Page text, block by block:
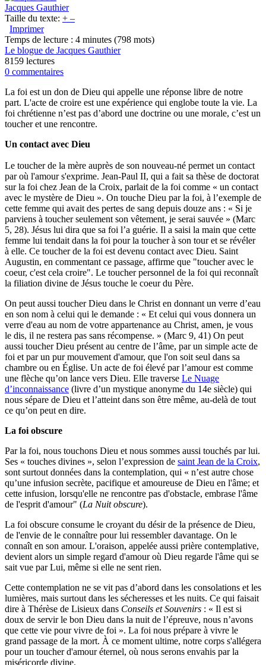
Jacques Gauthier
Taille du texte: + –
Imprimer
Temps de lecture : 4 minutes (798 mots)
Le blogue de Jacques Gauthier
8159 lectures
0 commentaires
La foi est un don de Dieu qui appelle une réponse libre de notre
part. L'acte de croire est une expérience qui englobe toute la vie. La
foi chrétienne n’est pas d’abord une doctrine ou une morale, c’est un
toucher et une rencontre.
Un contact avec Dieu
Le toucher de la mère auprès de son nouveau-né permet un contact
par où l'amour s'exprime. Jean-Paul II, qui a fait sa thèse de doctorat
sur la foi chez Jean de la Croix, parlait de la foi comme « un contact
avec le mystère de Dieu ». On touche Dieu par la foi, à l’exemple de
cette femme qui avait des pertes de sang depuis douze ans : « Si je
parviens à toucher seulement son vêtement, je serai sauvée » (Marc
5, 28). Jésus lui dira que sa foi l’a guérie. Il a saisi la main que cette
femme lui tendait dans la foi pour la toucher à son tour et se révéler
à elle. Ce toucher de la foi est devenu contact avec Dieu. Saint
Augustin, en commentant ce passage, affirme que "toucher avec le
coeur, c'est cela croire". Le toucher personnel de la foi qui reconnaît
la filiation divine de Jésus touche le coeur du Père.
On peut aussi toucher Dieu dans le Christ en donnant un verre d’eau
en son nom à celui qui le demande : « Et celui qui vous donnera un
verre d'eau au nom de votre appartenance au Christ, amen, je vous
le dis, il ne restera pas sans récompense. » (Marc 9, 41) On peut
aussi toucher Dieu présent au centre de l’âme, par un simple acte de
foi et par un pur mouvement d'amour, que l'on soit seul dans sa
chambre ou en Église. Un acte de foi élevé par l’amour est comme
une flèche qu’on lance vers Dieu. Elle traverse Le Nuage
d’inconnaissance (livre d’un mystique anonyme du 14e siècle) qui
nous sépare de Dieu et l’atteint dans son être même, au-delà de tout
ce qu’on peut en dire.
La foi obscure
Par la foi, nous touchons Dieu et nous sommes aussi touchés par lui.
Ses « touches divines », selon l’expression de saint Jean de la Croix,
sont surtout données dans la contemplation, qui « n’est autre chose
qu’une infusion secrète, pacifique et amoureuse de Dieu en l'âme; et
cette infusion, lorsqu'elle ne rencontre pas d'obstacle, embrase l'âme
de l'esprit d'amour" (La Nuit obscure).
La foi obscure consume le croyant du désir de la présence de Dieu,
de l'envie de le connaître pour lui ressembler davantage. On le
connaît en son amour. L'oraison, appelée aussi prière contemplative,
devient alors un simple regard d'amour où Dieu regarde l'âme qui se
sait vue par Lui, même si elle ne sent rien.
Cette contemplation ne se vit pas d’abord dans les consolations et les
lumières, mais surtout dans les sécheresses et les nuits. Ce qui faisait
dire à Thérèse de Lisieux dans Conseils et Souvenirs : « Il est si
doux de servir le bon Dieu dans la nuit de l’épreuve, nous n’avons
que cette vie pour vivre de foi ». La foi nous prépare à vivre le
grand passage de la mort. À ce moment ultime, notre corps s'allégera
pour un toucher d'amour éternel, où nous serons envahis par la
miséricorde divine.